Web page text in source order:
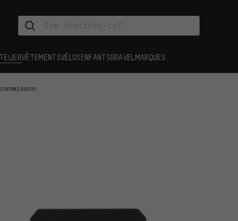
VÊTEMENTSVÉLOSENFANTSGRAVEL MARQUES
Transmission